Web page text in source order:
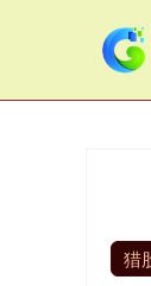
猎